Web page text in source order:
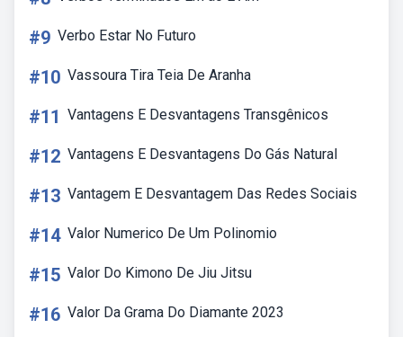
#9 Verbo Estar No Futuro
#10 Vassoura Tira Teia De Aranha
#11 Vantagens E Desvantagens Transgênicos
#12 Vantagens E Desvantagens Do Gás Natural
#13 Vantagem E Desvantagem Das Redes Sociais
#14 Valor Numerico De Um Polinomio
#15 Valor Do Kimono De Jiu Jitsu
#16 Valor Da Grama Do Diamante 2023